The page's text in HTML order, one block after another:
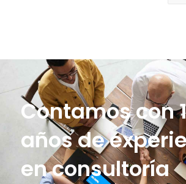
Contamos con
años de
en consultoría